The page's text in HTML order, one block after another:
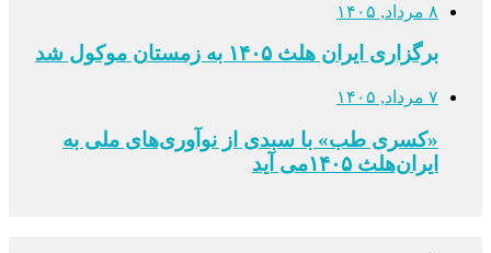
۸ مرداد, ۱۴۰۵
برگزاری ایران هلث ۱۴۰۵ به زمستان موکول شد
۷ مرداد, ۱۴۰۵
«کسری طب» با سبدی از نوآوری‌های ملی به
ایران‌هلث ۱۴۰۵می‌ آید